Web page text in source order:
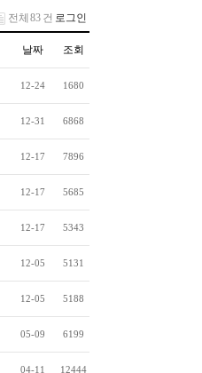
전체 83 건 로그인
날짜 조회
12-24 1680
12-31 6868
12-17 7896
12-17 5685
12-17 5343
12-05 5131
12-05 5188
05-09 6199
04-11 12444